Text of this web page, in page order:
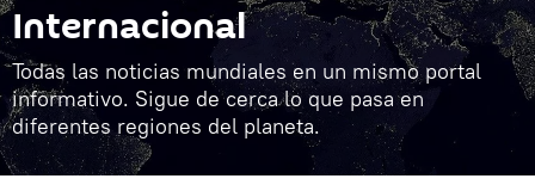
Internacional
Todas las noticias mundiales en un mismo portal
informativo. Sigue de cerca lo que pasa en
diferentes regiones del planeta.